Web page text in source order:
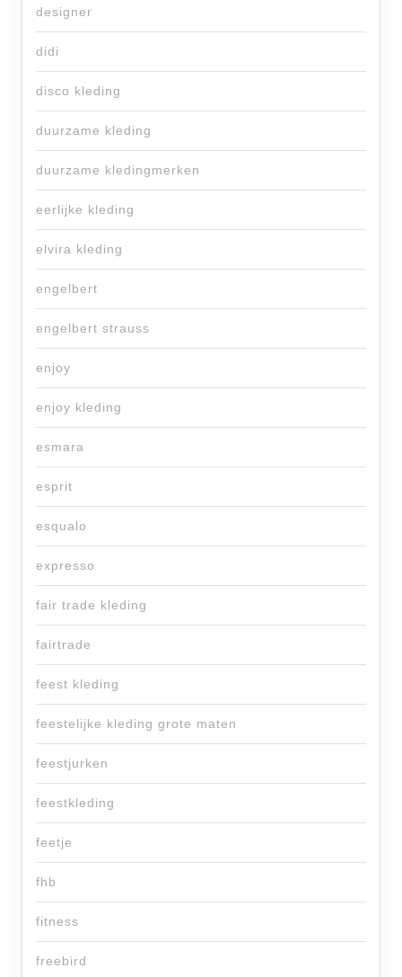
designer
didi
disco kleding
duurzame kleding
duurzame kledingmerken
eerlijke kleding
elvira kleding
engelbert
engelbert strauss
enjoy
enjoy kleding
esmara
esprit
esqualo
expresso
fair trade kleding
fairtrade
feest kleding
feestelijke kleding grote maten
feestjurken
feestkleding
feetje
fhb
fitness
freebird